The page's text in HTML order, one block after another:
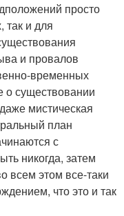
просто
так и для
и провалов
временных
существовании
мистическая
план
с
никогда, затем
всем этом все-таки
что это и так